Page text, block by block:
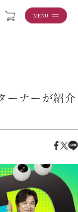
MENU
ーナーが紹介